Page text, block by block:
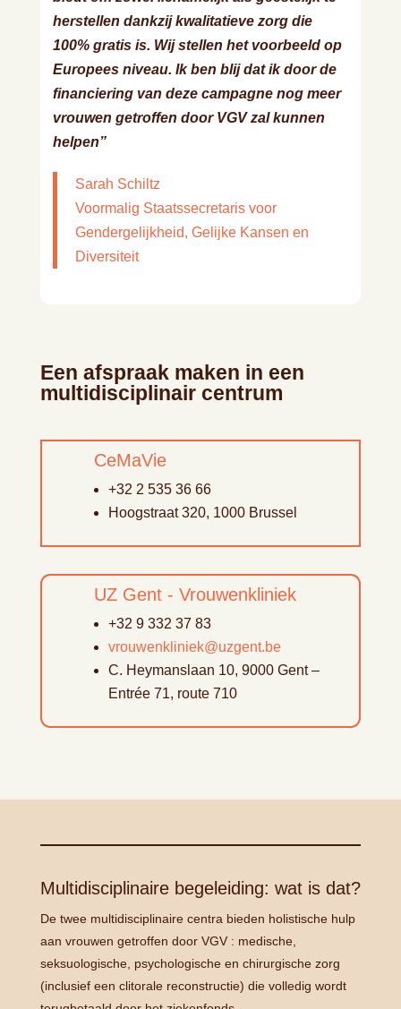
herstellen dankzij kwalitatieve zorg die
100% gratis is. Wij stellen het voorbeeld op
Europees niveau. Ik ben blij dat ik door de
financiering van deze campagne nog meer
vrouwen getroffen door VGV zal kunnen
helpen”
Sarah Schiltz
Voormalig Staatssecretaris voor
Gendergelijkheid, Gelijke Kansen en
Diversiteit
Een afspraak maken in een
multidisciplinair centrum
CeMaVie
+32 2 535 36 66
Hoogstraat 320, 1000 Brussel
UZ Gent - Vrouwenkliniek
+32 9 332 37 83
vrouwenkliniek@uzgent.be
C. Heymanslaan 10, 9000 Gent –
Entrée 71, route 710
Multidisciplinaire begeleiding: wat is dat?
De twee multidisciplinaire centra bieden holistische hulp
aan vrouwen getroffen door VGV : medische,
seksuologische, psychologische en chirurgische zorg
(inclusief een clitorale reconstructie) die volledig wordt